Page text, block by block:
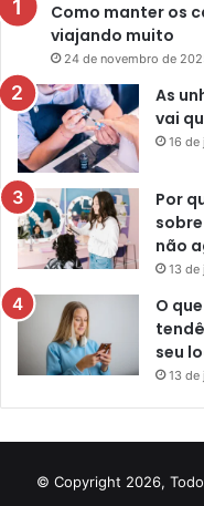
Como manter os
viajando muito
24 de novembro de
As
vai
16 de
Por
não
13 de
O
seu
13 de
© Copyright 2026,